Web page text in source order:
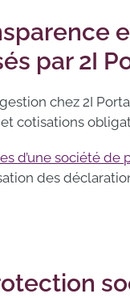
par 2I
chez 2I
cotisations
d’une société de
des